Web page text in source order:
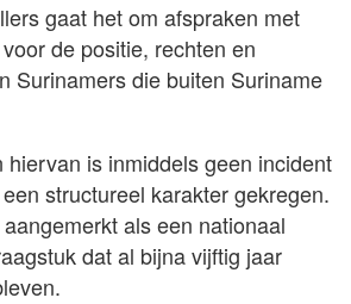
gaat het om afspraken met
de positie, rechten en
Surinamers die buiten Suriname
hiervan is inmiddels geen incident
structureel karakter gekregen.
als een nationaal
dat al bijna vijftig jaar